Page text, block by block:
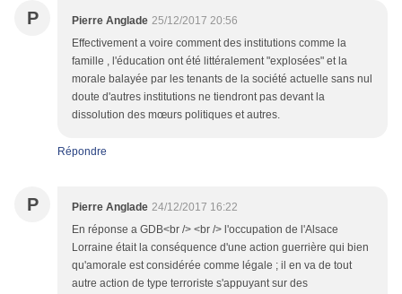
P Pierre Anglade 25/12/2017 20:56
Effectivement a voire comment des institutions comme la
famille , l'éducation ont été littéralement "explosées" et la
morale balayée par les tenants de la société actuelle sans nul
doute d'autres institutions ne tiendront pas devant la
dissolution des mœurs politiques et autres.
Répondre
P Pierre Anglade 24/12/2017 16:22
En réponse a GDB<br /> <br /> l'occupation de l'Alsace
Lorraine était la conséquence d'une action guerrière qui bien
qu'amorale est considérée comme légale ; il en va de tout
autre action de type terroriste s'appuyant sur des